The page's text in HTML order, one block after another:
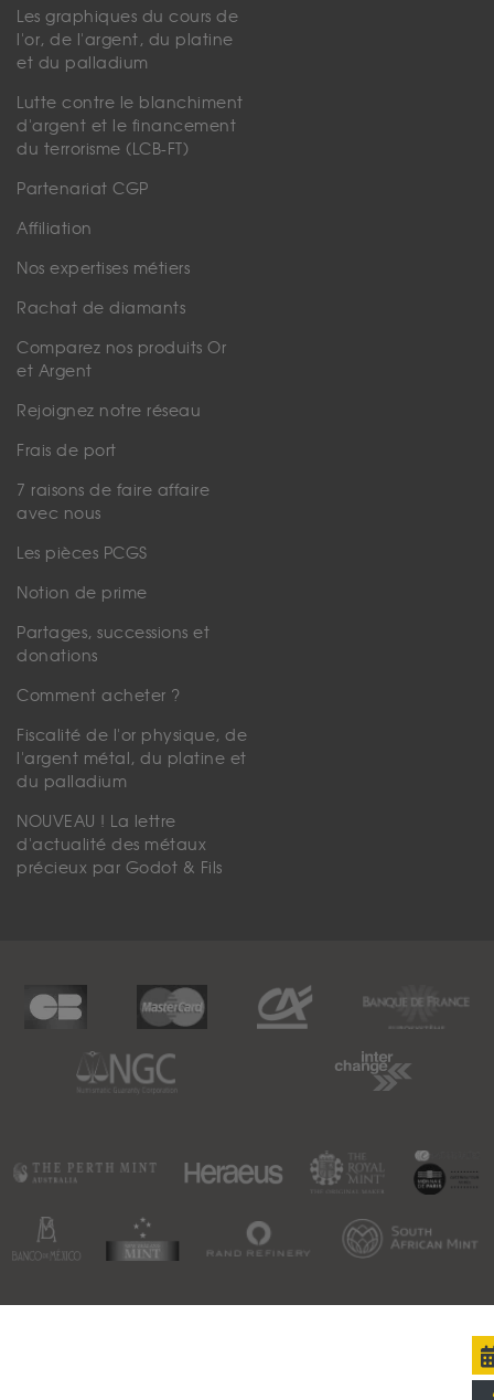
Les graphiques du cours de
l'or, de l'argent, du platine
et du palladium
Lutte contre le blanchiment
d'argent et le financement
du terrorisme (LCB-FT)
Partenariat CGP
Affiliation
Nos expertises métiers
Rachat de diamants
Comparez nos produits Or
et Argent
Rejoignez notre réseau
Frais de port
7 raisons de faire affaire
avec nous
Les pièces PCGS
Notion de prime
Partages, successions et
donations
Comment acheter ?
Fiscalité de l'or physique, de
l'argent métal, du platine et
du palladium
NOUVEAU ! La lettre
d'actualité des métaux
précieux par Godot & Fils